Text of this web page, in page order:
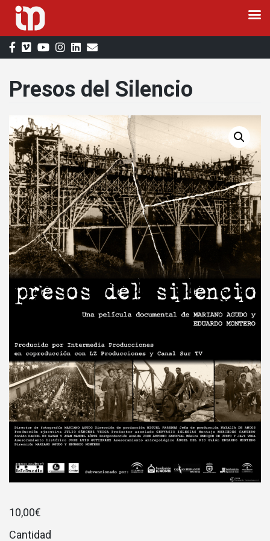
Saltar
al
Presos del Silencio
10,00€
Cantidad